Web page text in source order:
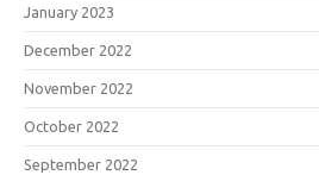
January 2023
December 2022
November 2022
October 2022
September 2022